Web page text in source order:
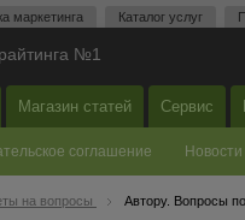
маркетинга Каталог услуг
№1
Магазин статей Сервис
соглашение Новости
на вопросы Автору. Вопросы